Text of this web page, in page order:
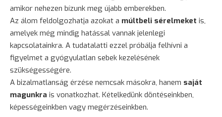
amikor nehezen bízunk meg újabb emberekben.
Az álom feldolgozhatja azokat a múltbeli sérelmeket is,
amelyek még mindig hatással vannak jelenlegi
kapcsolatainkra. A tudatalatti ezzel próbálja felhívni a
figyelmet a gyógyulatlan sebek kezelésének
szükségességére.
A bizalmatlanság érzése nemcsak másokra, hanem saját
magunkra is vonatkozhat. Kételkedünk döntéseinkben,
képességeinkben vagy megérzéseinkben.